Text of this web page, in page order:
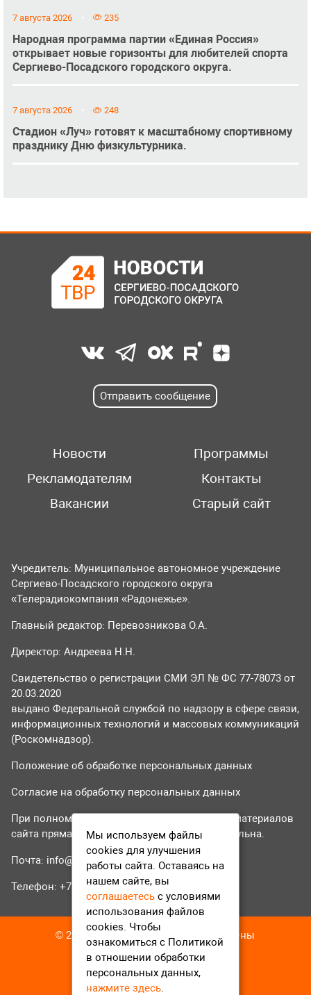
7 августа 2026 235
Народная программа партии «Единая Россия»
открывает новые горизонты для любителей спорта
Сергиево-Посадского городского округа.
7 августа 2026 248
Стадион «Луч» готовят к масштабному спортивному
празднику Дню физкультурника.
Отправить сообщение
Новости
Программы
Рекламодателям
Контакты
Вакансии
Старый сайт
Учредитель: Муниципальное автономное учреждение
Сергиево-Посадского городского округа
«Телерадиокомпания «Радонежье».
Главный редактор: Перевозникова О.А.
Директор: Андреева Н.Н.
Свидетельство о регистрации СМИ ЭЛ № ФС 77-78073 от
20.03.2020
выдано Федеральной службой по надзору в сфере связи,
информационных технологий и массовых коммуникаций
(Роскомнадзор).
Положение об обработке персональных данных
Согласие на обработку персональных данных
При полном или частичном использовании материалов
сайта прямая гиперссылка на tvr24.tv обязательна.
Почта: info@tvr24.tv
Телефон: +7 (496) 551-04-95
© 2016-2023 ТВР24 Все права защищены
Мы используем файлы
cookies для улучшения
работы сайта. Оставаясь на
нашем сайте, вы
соглашаетесь с условиями
использования файлов
cookies. Чтобы
ознакомиться с Политикой
в отношении обработки
персональных данных,
нажмите здесь.